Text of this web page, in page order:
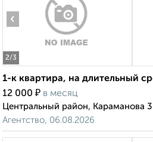
2/3
‹
1-к квартира, на длительный
12 000 ₽ в месяц
Центральный район, Караманова 3
Агентство, 06.08.2026